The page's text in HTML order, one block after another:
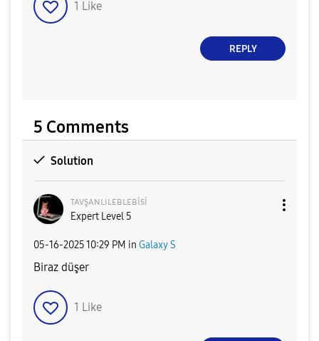
1 Like
REPLY
5 Comments
Solution
ᴛᴀᴠşᴀɴʟɪʟᴇʙʟᴇʙisi
Expert Level 5
‎05-16-202510:29 PM in Galaxy S
Biraz düşer
1 Like